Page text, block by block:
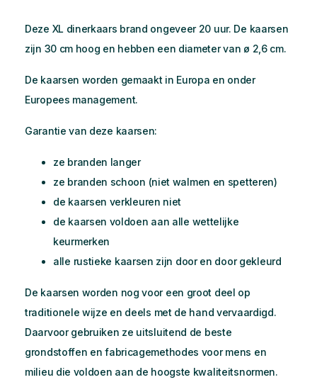
Deze XL dinerkaars brand ongeveer 20 uur. De kaarsen
zijn 30 cm hoog en hebben een diameter van ø 2,6 cm.
De kaarsen worden gemaakt in Europa en onder
Europees management.
Garantie van deze kaarsen:
ze branden langer
ze branden schoon (niet walmen en spetteren)
de kaarsen verkleuren niet
de kaarsen voldoen aan alle wettelijke
keurmerken
alle rustieke kaarsen zijn door en door gekleurd
De kaarsen worden nog voor een groot deel op
traditionele wijze en deels met de hand vervaardigd.
Daarvoor gebruiken ze uitsluitend de beste
grondstoffen en fabricagemethodes voor mens en
milieu die voldoen aan de hoogste kwaliteitsnormen.